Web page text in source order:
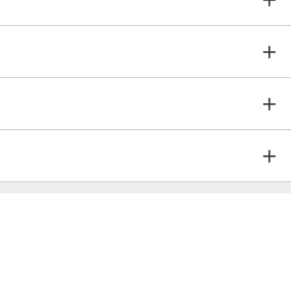
低飾品損耗
鏡布輕拭乾淨表面
的抺銀布或眼鏡布輕輕擦拭，太大力擦
密封袋保存，以減緩飾品氧化
，使表面恢復光澤